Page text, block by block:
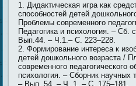
Дидактическая игра как
способностей детей
Проблемы современного
Педагогика и психология. –
Вып.44. – Ч.1.– С. 223–228.
Формирование интереса к
детей дошкольного возраста /
современного педагогического
психология. – Сборник
– Вып. 54. – Ч. 1. – С. 175–181.